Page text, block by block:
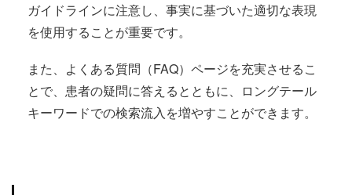
ガイドラインに注意し、事実に基づいた適切な表現
を使用することが重要です。
また、よくある質問（FAQ）ページを充実させるこ
とで、患者の疑問に答えるとともに、ロングテール
キーワードでの検索流入を増やすことができます。